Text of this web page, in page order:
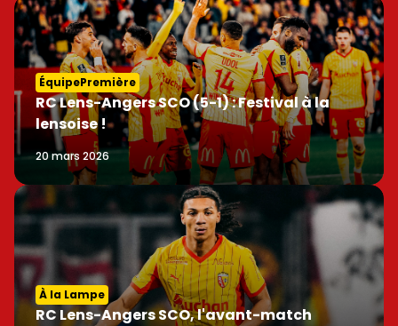
ÉquipePremière
RC Lens-Angers SCO (5-1) : Festival à la
lensoise !
20 mars 2026
À la Lampe
RC Lens-Angers SCO, l'avant-match